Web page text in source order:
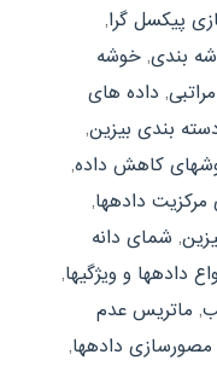
پیکسل گرا,
بندی, خوشه
, داده های
بندی بیزین,
کاهش داده,
دادهها,
, شمای دانه
دادهها و ویژگیها,
, ماتریس عدم
مصورسازی دادهها,